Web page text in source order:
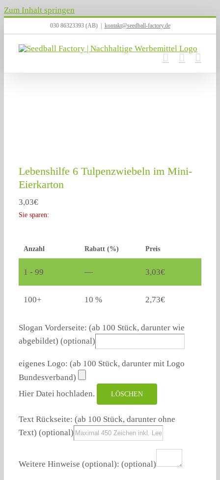
Zum Inhalt springen
030 86323393 (AB) kontakt@seedball-factory.de
Lebenshilfe 6 Tulpenzwiebeln im Mini-
Eierkarton
3,03€
Sie sparen:
Anzahl Rabatt (%) Preis
1 - 99 — 3,03€
100+ 10 % 2,73€
Slogan Vorderseite: (ab 100 Stück, darunter wie
abgebildet) (optional)
eigenes Logo: (ab 100 Stück, darunter mit Logo
Bundesverband)
Hier Datei hochladen.
LÖSCHEN
Text Rückseite: (ab 100 Stück, darunter ohne
Text) (optional)
Weitere Hinweise (optional): (optional)